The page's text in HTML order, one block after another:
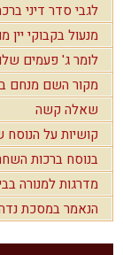
לגבי סדר דיני
מנעול בקבוקי יין
לומר ג' פעמים
מקור השם מנחם
שאלה קשה
קושיות על
בנוסח ברכות
מדרגות למנורה
הנאמר במסכת